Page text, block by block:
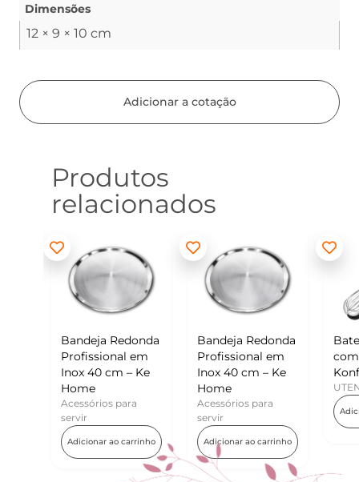
Dimensões
12 × 9 × 10 cm
Adicionar a cotação
Produtos
relacionados
Bandeja Redonda
Profissional em
Inox 40 cm – Ke
Home
Acessórios para
servir
Adicionar ao carrinho
Batedor de Ovos
com Raspador –
Konfektt
UTENSÍLIOS
Adicionar ao carrinho